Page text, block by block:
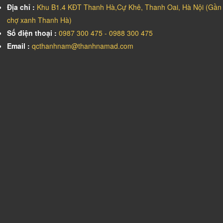
Địa chỉ : Khu B1.4 KĐT Thanh Hà,Cự Khê, Thanh Oai, Hà Nội (Gần
chợ xanh Thanh Hà)
Số điện thoại : 0987 300 475 - 0988 300 475
Email : qcthanhnam@thanhnamad.com